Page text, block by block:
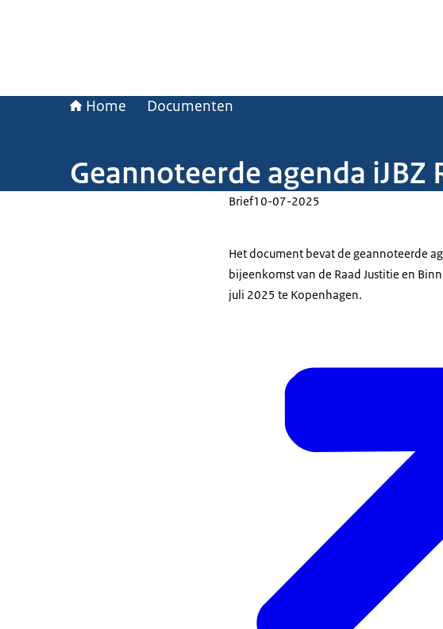
Home Documenten
Geannoteerde agenda
Brief10-07-2025
Het document bevat de geannoteerde
bijeenkomst van de Raad Justitie en
juli 2025 te Kopenhagen.